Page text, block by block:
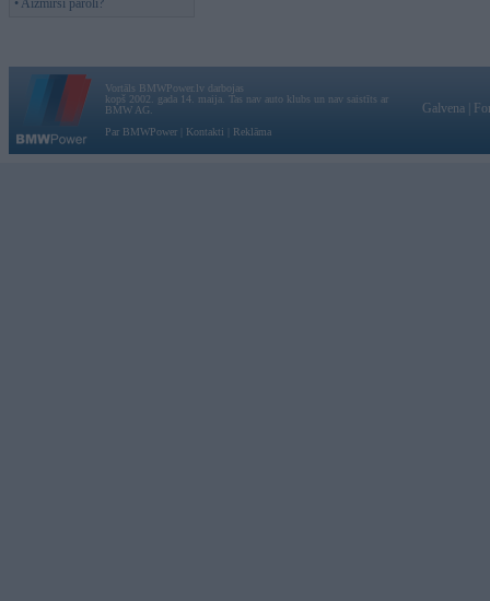
• Aizmirsi paroli?
Vortāls BMWPower.lv darbojas
kopš 2002. gada 14. maija. Tas nav auto klubs un nav saistīts ar
BMW AG.
Par BMWPower
Kontakti Reklāma
Galvena